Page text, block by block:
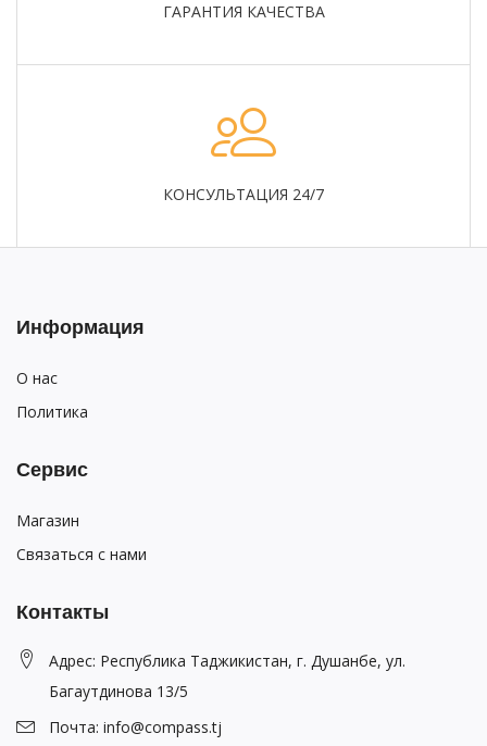
ГАРАНТИЯ КАЧЕСТВА
КОНСУЛЬТАЦИЯ 24/7
Информация
О нас
Политика
Сервис
Магазин
Связаться с нами
Контакты
Адрес: Республика Таджикистан, г. Душанбе, ул.
Багаутдинова 13/5
Почта: info@compass.tj